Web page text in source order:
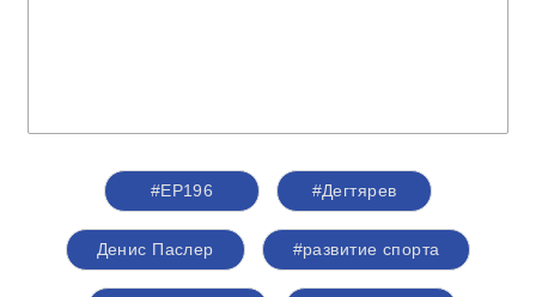
#ЕР196 #Дегтярев
Денис Паслер #развитие спорта